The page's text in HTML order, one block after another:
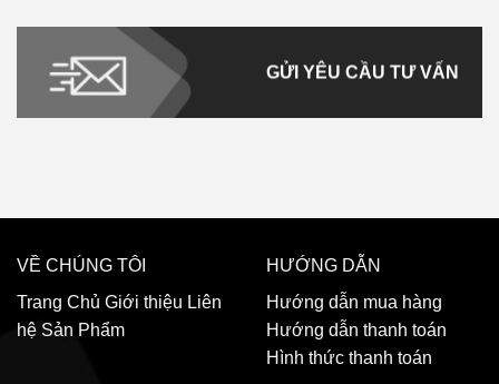
GỬI YÊU CẦU TƯ VẤN
VỀ CHÚNG TÔI
Trang Chủ Giới thiệu Liên
hệ Sản Phẩm
HƯỚNG DẪN
Hướng dẫn mua hàng
Hướng dẫn thanh toán
Hình thức thanh toán